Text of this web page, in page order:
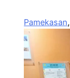
Pamekasan,